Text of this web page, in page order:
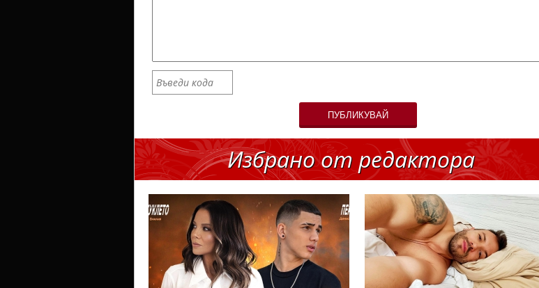
ПУБЛИКУВАЙ
Избрано от редактора